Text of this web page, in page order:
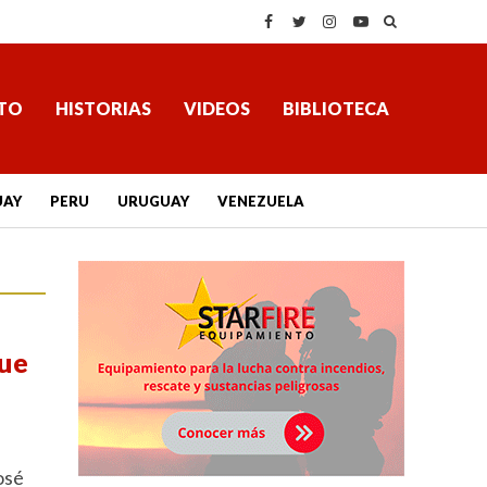
HISTORIAS VIDEOS BIBLIOTECA
PERU URUGUAY VENEZUELA